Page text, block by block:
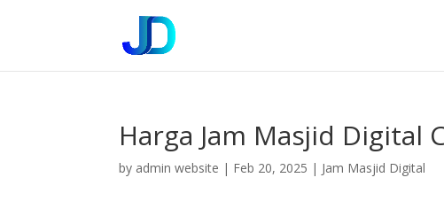
Harga Jam Masjid Digital
by admin website | Feb 20, 2025 | Jam Masjid Digital